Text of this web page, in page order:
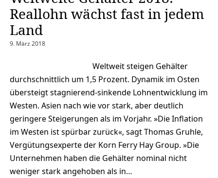
Reallohn wächst fast in jedem
Land
9. März 2018
Weltweit steigen Gehälter
durchschnittlich um 1,5 Prozent. Dynamik im Osten
übersteigt stagnierend-sinkende Lohnentwicklung im
Westen. Asien nach wie vor stark, aber deutlich
geringere Steigerungen als im Vorjahr. »Die Inflation
im Westen ist spürbar zurück«, sagt Thomas Gruhle,
Vergütungsexperte der Korn Ferry Hay Group. »Die
Unternehmen haben die Gehälter nominal nicht
weniger stark angehoben als in…